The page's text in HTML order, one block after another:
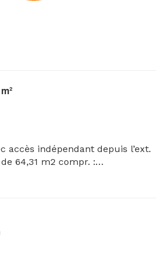
accès indépendant depuis l’ext.
EXTÉRIEUR portant le N°11.